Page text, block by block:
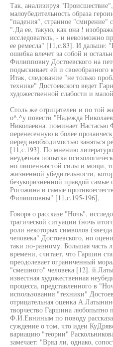
Так, анализируя
малоубедительность образа
"падения", странное "смирение"
".Да ее, такую, как она !
исследователь, - и невозможно
ее ремесла" [11,с.83]. И дальше:
ошибка влечет за собой и
Филипповну Достоевского на
подыскивает ей и
Итак, следование "не только
технике" Достоевского ведет
художественной слабости и
Столь же отрицателен и по той
о^.^у повести "Надежда
Николаевна. поминает Настасью
перенесенную в более
перед необходимостью заняться
[11,с.193]. По мнению
неудачная попытка
но лишенная той силы и мощи,
жизненной убедительности,
безукоризненной правдой самые
Рогожина и самые
Филипповны" [11,с.195-196],
Говоря о рассказе "Ночь",
трагической ситуации (ночь
роли некоторых символов
человека" Достоевского, но
таки по-разному. Большая часть
времени, считает, что Гаршин
преодолевает ограниченный
"смешного" человека [12].
известная художественная
процесса, представленного в
использования "техники"
отрицательная оценка
творчество Гаршина любопытно
Ф.И.Евниным по поводу
суждение о том, что идеи
вариацию "теории"
замечает: "Вряд ли, однако,